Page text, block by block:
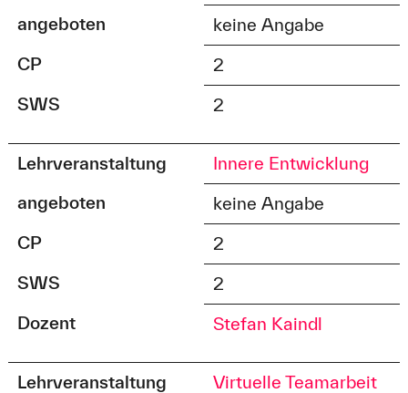
angeboten
keine Angabe
CP
2
SWS
2
Lehrveranstaltung
Innere Entwicklung
angeboten
keine Angabe
CP
2
SWS
2
Dozent
Stefan Kaindl
Lehrveranstaltung
Virtuelle Teamarbeit